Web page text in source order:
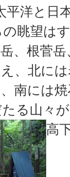
平洋と日
眺望は
、根菅
、北に
南には
る山々
高